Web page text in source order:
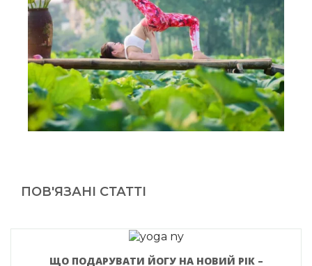
ПОВ'ЯЗАНІ СТАТТІ
ЩО ПОДАРУВАТИ ЙОГУ НА НОВИЙ РІК –